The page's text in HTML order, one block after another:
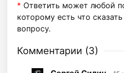
* Ответить может любой
которому есть что
вопросу.
Комментарии (3)